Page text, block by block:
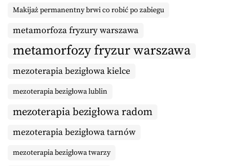
Makijaż permanentny brwi co robić po zabiegu
metamorfoza fryzury warszawa
metamorfozy fryzur warszawa
mezoterapia bezigłowa kielce
mezoterapia bezigłowa lublin
mezoterapia bezigłowa radom
mezoterapia bezigłowa tarnów
mezoterapia bezigłowa twarzy